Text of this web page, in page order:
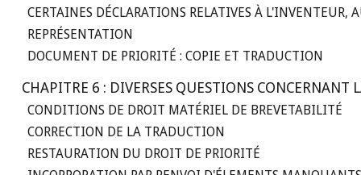
CERTAINES DÉCLARATIONS RELATIVES À L'INVENTEUR,
REPRÉSENTATION
DOCUMENT DE PRIORITÉ : COPIE ET TRADUCTION
CHAPITRE 6 : DIVERSES QUESTIONS CONCERNANT
CONDITIONS DE DROIT MATÉRIEL DE BREVETABILITÉ
CORRECTION DE LA TRADUCTION
RESTAURATION DU DROIT DE PRIORITÉ